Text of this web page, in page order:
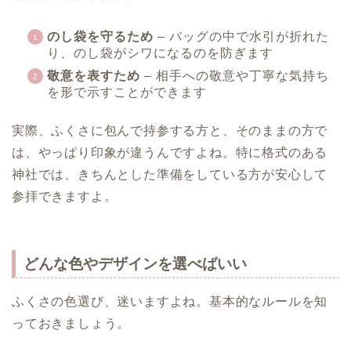
のし袋を守るため – バッグの中で水引が折れた
り、のし袋がシワになるのを防ぎます
敬意を表すため – 相手への敬意や丁寧な気持ち
を形で示すことができます
実際、ふくさに包んで持参する方と、そのままの方で
は、やっぱり印象が違うんですよね。特に格式のある
神社では、きちんとした準備をしている方が安心して
参拝できますよ。
どんな色やデザインを選べばいい
ふくさの色選び、迷いますよね。基本的なルールを知
っておきましょう。